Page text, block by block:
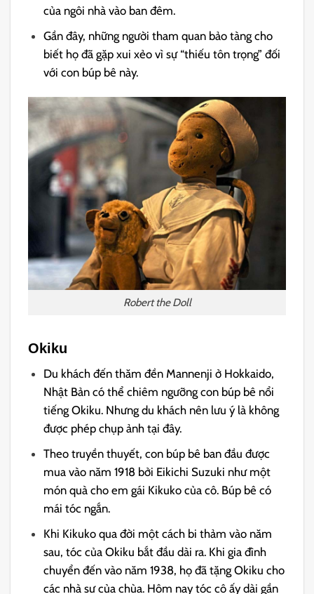
của ngôi nhà vào ban đêm.
Gần đây, những người tham quan bảo tàng cho
biết họ đã gặp xui xẻo vì sự “thiếu tôn trọng” đối
với con búp bê này.
Robert the Doll
Okiku
Du khách đến thăm đền Mannenji ở Hokkaido,
Nhật Bản có thể chiêm ngưỡng con búp bê nổi
tiếng Okiku. Nhưng du khách nên lưu ý là không
được phép chụp ảnh tại đây.
Theo truyền thuyết, con búp bê ban đầu được
mua vào năm 1918 bởi Eikichi Suzuki như một
món quà cho em gái Kikuko của cô. Búp bê có
mái tóc ngắn.
Khi Kikuko qua đời một cách bi thảm vào năm
sau, tóc của Okiku bắt đầu dài ra. Khi gia đình
chuyển đến vào năm 1938, họ đã tặng Okiku cho
các nhà sư của chùa. Hôm nay tóc cô ấy dài gần